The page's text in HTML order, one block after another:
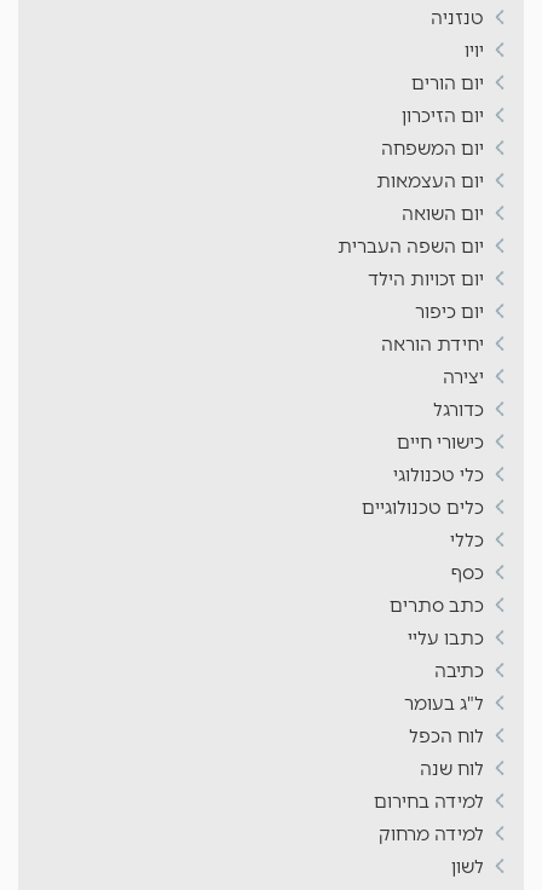
טנזניה
יויו
יום הורים
יום הזיכרון
יום המשפחה
יום העצמאות
יום השואה
יום השפה העברית
יום זכויות הילד
יום כיפור
יחידת הוראה
יצירה
כדורגל
כישורי חיים
כלי טכנולוגי
כלים טכנולוגיים
כללי
כסף
כתב סתרים
כתבו עליי
כתיבה
ל"ג בעומר
לוח הכפל
לוח שנה
למידה בחירום
למידה מרחוק
לשון